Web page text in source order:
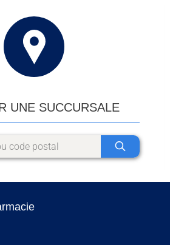
UNE SUCCURSALE